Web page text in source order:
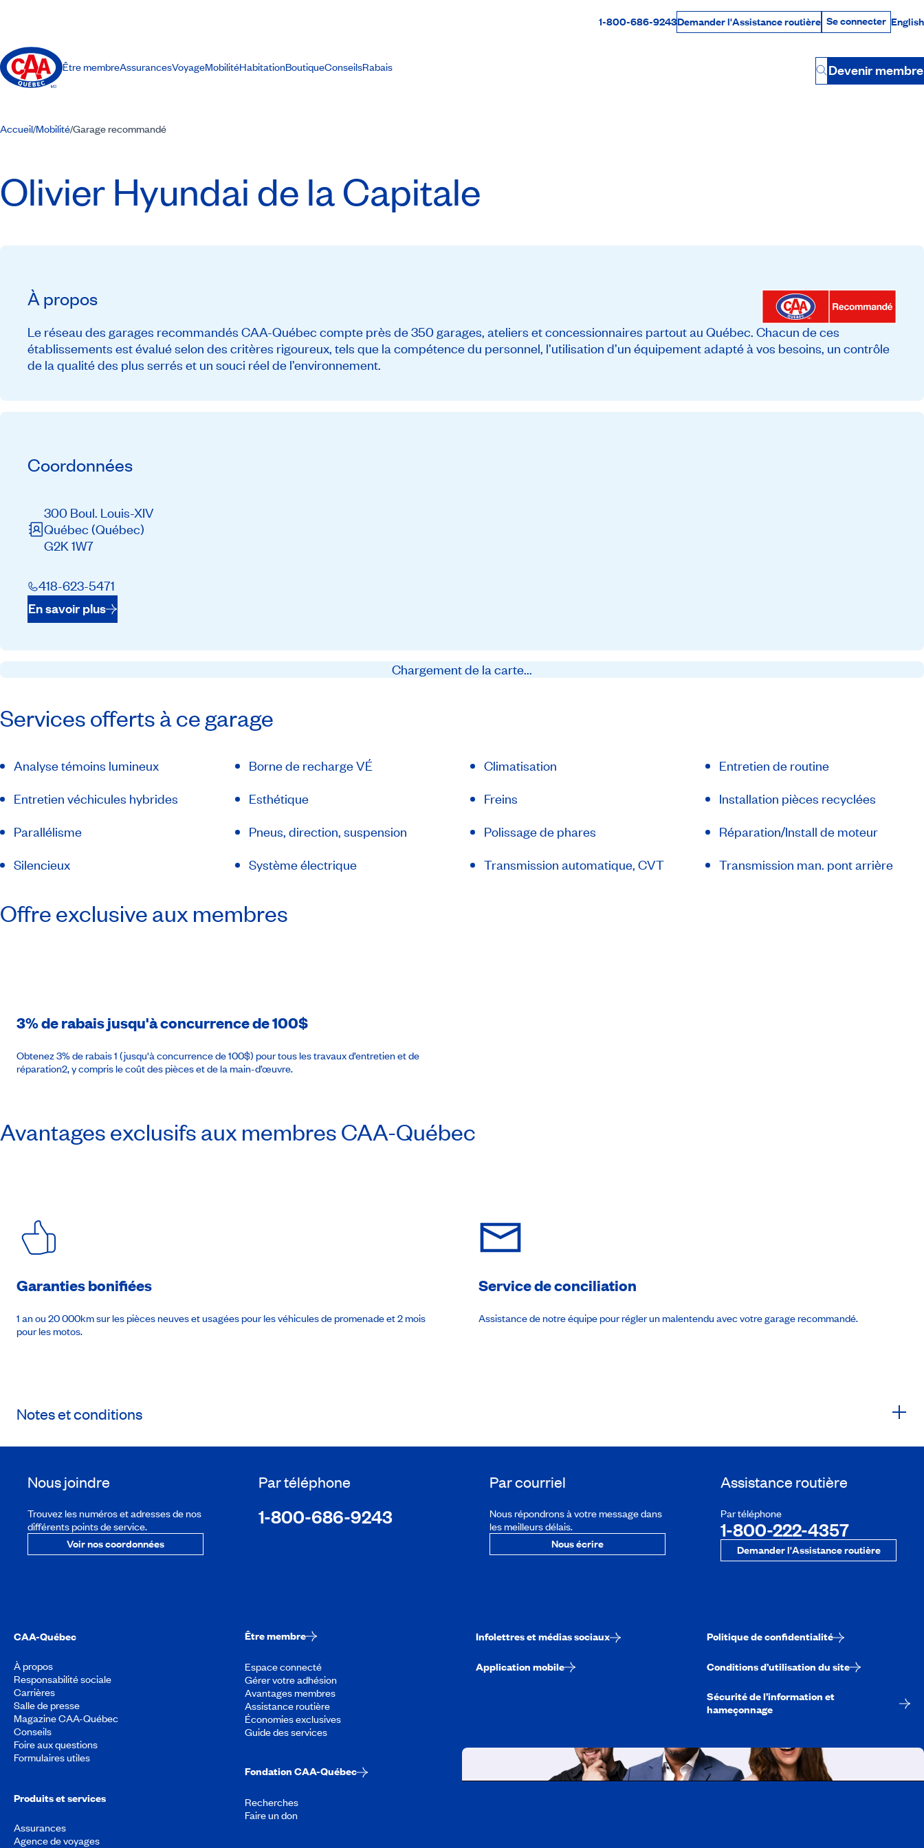
Par téléphone
1-800-686-9243Demander l'Assistance routière Se connecter
Se connecter English
Être membreAssurancesVoyageMobilitéHabitationBoutiqueConseilsRabais
Button
Devenir membre
Accueil/Mobilité/Garage recommandé
Olivier Hyundai de la Capitale
Recommandé par CAA-Québec
À propos
Le réseau des garages recommandés CAA-Québec compte près de 350 garages, ateliers et concessionnaires partout au Québec. Chacun de ces
établissements est évalué selon des critères rigoureux, tels que la compétence du personnel, l’utilisation d’un équipement adapté à vos besoins, un contrôle
de la qualité des plus serrés et un souci réel de l’environnement.
Coordonnées
300 Boul. Louis-XIV
Québec (Québec)
G2K 1W7
418-623-5471
En savoir plus
Chargement de la carte...
Services offerts à ce garage
Analyse témoins lumineux Borne de recharge VÉ Climatisation
Entretien de routine
Entretien véchicules hybrides
Esthétique Freins
Installation pièces recyclées
Parallélisme
Pneus, direction, suspension Polissage de phares
Réparation/Install de moteur
Silencieux
Système électrique Transmission automatique, CVT Transmission man. pont arrière
Offre exclusive aux membres
3% de rabais jusqu'à concurrence de 100$
Obtenez 3% de rabais 1 (jusqu'à concurrence de 100$) pour tous les travaux d’entretien et de
réparation2, y compris le coût des pièces et de la main-d’œuvre.
Avantages exclusifs aux membresCAA-Québec
Garanties bonifiées
1 an ou 20 000km sur les pièces neuves et usagées pour les véhicules de promenade et 2 mois
pour les motos.
Service de conciliation
Assistance de notre équipe pour régler un malentendu avec votre garage recommandé.
Notes et conditions
Nous joindre
Trouvez les numéros et adresses de nos
différents points de service.
Voir nos coordonnées
Par téléphone
1-800-686-9243
Par courriel
Nous répondrons à votre message dans
les meilleurs délais.
Nous écrire
Assistance routière
Par téléphone
1-800-222-4357
Demander l'Assistance routière
CAA-Québec
À propos
Responsabilité sociale
Carrières
Salle de presse
Magazine CAA-Québec
Conseils
Foire aux questions
Formulaires utiles
Produits et services
Assurances
Agence de voyages
Être membre
Espace connecté
Gérer votre adhésion
Avantages membres
Assistance routière
Économies exclusives
Guide des services
Fondation CAA-Québec
Recherches
Faire un don
Infolettres et médias sociaux
Application mobile
Politique de confidentialité
Conditions d’utilisation du site
Sécurité de l’information et
hameçonnage